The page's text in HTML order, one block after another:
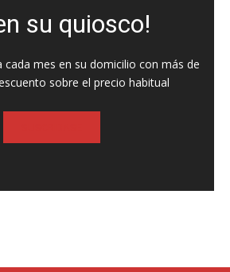
su quiosco!
cada mes en su domicilio con más de
sobre el precio habitual